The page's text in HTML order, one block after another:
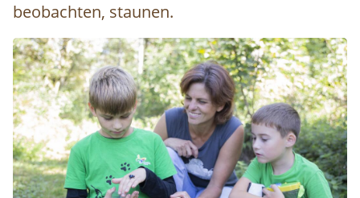
beobachten, staunen.
Image